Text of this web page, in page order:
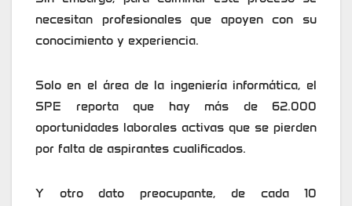
necesitan profesionales que apoyen con su
conocimiento y experiencia.
Solo en el área de la ingeniería informática, el
SPE reporta que hay más de 62.000
oportunidades laborales activas que se pierden
por falta de aspirantes cualificados.
Y otro dato preocupante, de cada 10